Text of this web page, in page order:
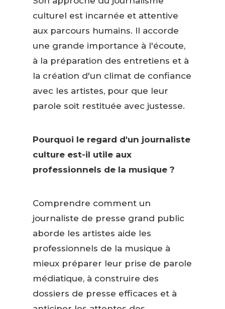
culturel est incarnée et attentive
aux parcours humains. Il accorde
une grande importance à l'écoute,
à la préparation des entretiens et à
la création d'un climat de confiance
avec les artistes, pour que leur
parole soit restituée avec justesse.
Pourquoi le regard d'un journaliste
culture est-il utile aux
professionnels de la musique ?
Comprendre comment un
journaliste de presse grand public
aborde les artistes aide les
professionnels de la musique à
mieux préparer leur prise de parole
médiatique, à construire des
dossiers de presse efficaces et à